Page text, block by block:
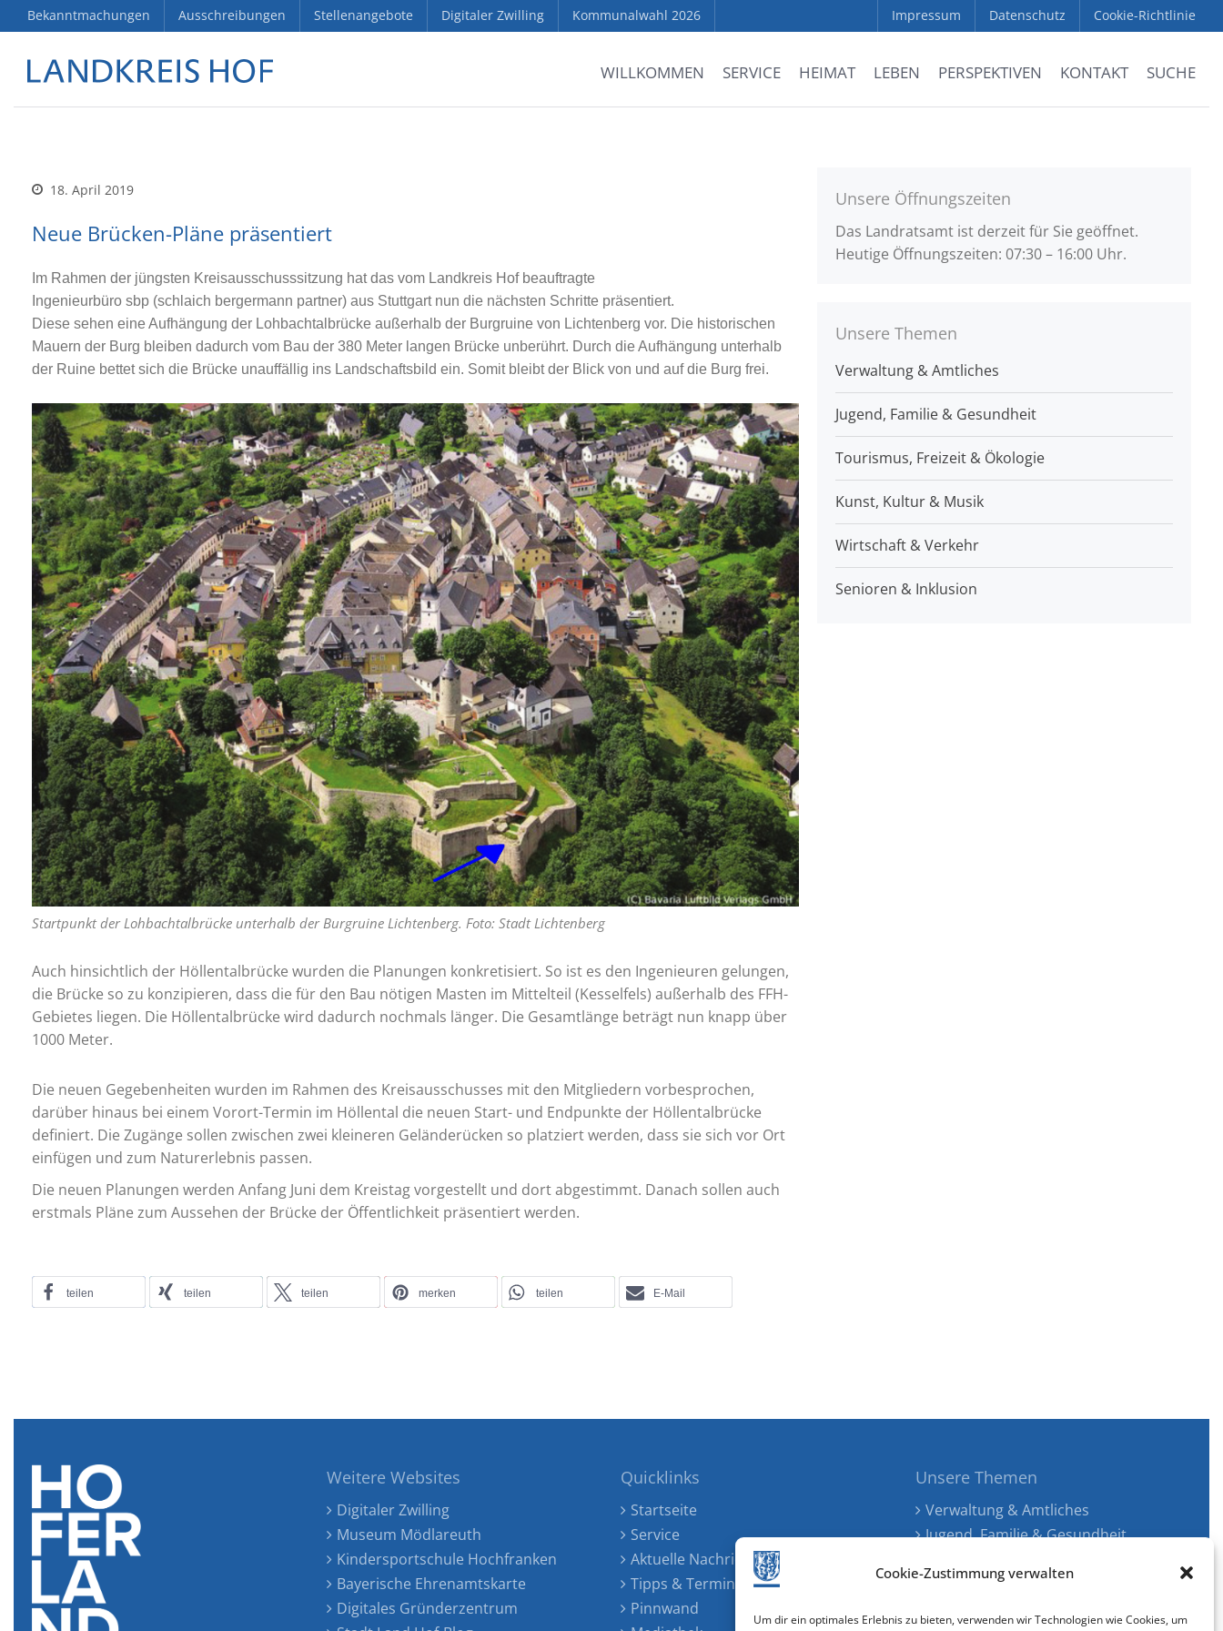
Cookie-Zustimmung verwalten
Um dir ein optimales Erlebnis zu bieten, verwenden wir Technologien wie Cookies, um
Bekanntmachungen Ausschreibungen Stellenangebote Digitaler Zwilling Kommunalwahl 2026 Impressum Datenschutz Cookie-Richtlinie
WILLKOMMEN SERVICE HEIMAT LEBEN PERSPEKTIVEN KONTAKT SUCHE
18. April 2019
Neue Brücken-Pläne präsentiert
Im Rahmen der jüngsten Kreisausschusssitzung hat das vom Landkreis Hof beauftragte
Ingenieurbüro sbp (schlaich bergermann partner) aus Stuttgart nun die nächsten Schritte präsentiert.
Diese sehen eine Aufhängung der Lohbachtalbrücke außerhalb der Burgruine von Lichtenberg vor. Die historischen
Mauern der Burg bleiben dadurch vom Bau der 380 Meter langen Brücke unberührt. Durch die Aufhängung unterhalb
der Ruine bettet sich die Brücke unauffällig ins Landschaftsbild ein. Somit bleibt der Blick von und auf die Burg frei.
Startpunkt der Lohbachtalbrücke unterhalb der Burgruine Lichtenberg. Foto: Stadt Lichtenberg
Auch hinsichtlich der Höllentalbrücke wurden die Planungen konkretisiert. So ist es den Ingenieuren gelungen,
die Brücke so zu konzipieren, dass die für den Bau nötigen Masten im Mittelteil (Kesselfels) außerhalb des FFH-
Gebietes liegen. Die Höllentalbrücke wird dadurch nochmals länger. Die Gesamtlänge beträgt nun knapp über
1000 Meter.
Die neuen Gegebenheiten wurden im Rahmen des Kreisausschusses mit den Mitgliedern vorbesprochen,
darüber hinaus bei einem Vorort-Termin im Höllental die neuen Start- und Endpunkte der Höllentalbrücke
definiert. Die Zugänge sollen zwischen zwei kleineren Geländerücken so platziert werden, dass sie sich vor Ort
einfügen und zum Naturerlebnis passen.
Die neuen Planungen werden Anfang Juni dem Kreistag vorgestellt und dort abgestimmt. Danach sollen auch
erstmals Pläne zum Aussehen der Brücke der Öffentlichkeit präsentiert werden.
teilen teilen teilen merken teilen E-Mail
Unsere Öffnungszeiten
Das Landratsamt ist derzeit für Sie geöffnet.
Heutige Öffnungszeiten: 07:30 – 16:00 Uhr.
Unsere Themen
Verwaltung & Amtliches
Jugend, Familie & Gesundheit
Tourismus, Freizeit & Ökologie
Kunst, Kultur & Musik
Wirtschaft & Verkehr
Senioren & Inklusion
Weitere Websites
Digitaler Zwilling
Museum Mödlareuth
Kindersportschule Hochfranken
Bayerische Ehrenamtskarte
Digitales Gründerzentrum
Quicklinks
Startseite
Service
Aktuelle Nachrichten
Tipps & Termine
Pinnwand
Unsere Themen
Verwaltung & Amtliches
Jugend, Familie & Gesundheit
Kunst, Kultur & Musik